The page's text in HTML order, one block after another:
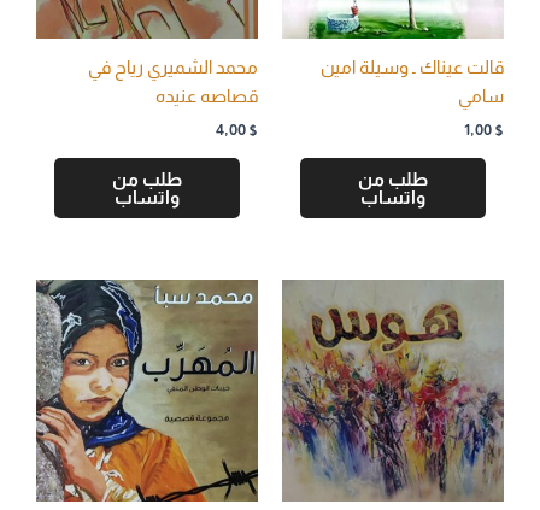
قالت عيناك ـ وسيلة امين
سامي
1,00 $
طلب من
واتساب
محمد الشميري رياح في
قصاصه عنيده
4,00 $
طلب من
واتساب